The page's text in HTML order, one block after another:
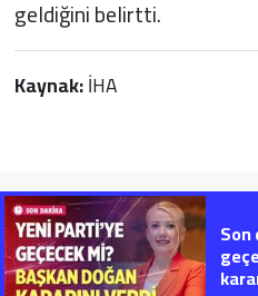
geldiğini belirtti.
Kaynak:İHA
Son